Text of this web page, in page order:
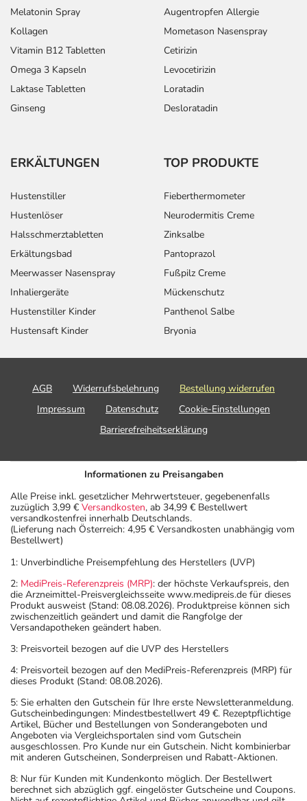
Melatonin Spray
Kollagen
Vitamin B12 Tabletten
Omega 3 Kapseln
Laktase Tabletten
Ginseng
Augentropfen Allergie
Mometason Nasenspray
Cetirizin
Levocetirizin
Loratadin
Desloratadin
ERKÄLTUNGEN
Hustenstiller
Hustenlöser
Halsschmerztabletten
Erkältungsbad
Meerwasser Nasenspray
Inhaliergeräte
Hustenstiller Kinder
Hustensaft Kinder
TOP PRODUKTE
Fieberthermometer
Neurodermitis Creme
Zinksalbe
Pantoprazol
Fußpilz Creme
Mückenschutz
Panthenol Salbe
Bryonia
AGB Widerrufsbelehrung
Bestellung widerrufen
Impressum
Datenschutz
Cookie-Einstellungen
Barrierefreiheitserklärung
Informationen zu Preisangaben
Alle Preise inkl. gesetzlicher Mehrwertsteuer, gegebenenfalls
zuzüglich 3,99 € Versandkosten, ab 34,99 € Bestellwert
versandkostenfrei innerhalb Deutschlands.
(Lieferung nach Österreich: 4,95 € Versandkosten unabhängig vom
Bestellwert)
1: Unverbindliche Preisempfehlung des Herstellers (UVP)
2: MediPreis-Referenzpreis (MRP): der höchste Verkaufspreis, den
die Arzneimittel-Preisvergleichsseite www.medipreis.de für dieses
Produkt ausweist (Stand: 08.08.2026). Produktpreise können sich
zwischenzeitlich geändert und damit die Rangfolge der
Versandapotheken geändert haben.
3: Preisvorteil bezogen auf die UVP des Herstellers
4: Preisvorteil bezogen auf den MediPreis-Referenzpreis (MRP) für
dieses Produkt (Stand: 08.08.2026).
5: Sie erhalten den Gutschein für Ihre erste Newsletteranmeldung.
Gutscheinbedingungen: Mindestbestellwert 49 €. Rezeptpflichtige
Artikel, Bücher und Bestellungen von Sonderangeboten und
Angeboten via Vergleichsportalen sind vom Gutschein
ausgeschlossen. Pro Kunde nur ein Gutschein. Nicht kombinierbar
mit anderen Gutscheinen, Sonderpreisen und Rabatt-Aktionen.
8: Nur für Kunden mit Kundenkonto möglich. Der Bestellwert
berechnet sich abzüglich ggf. eingelöster Gutscheine und Coupons.